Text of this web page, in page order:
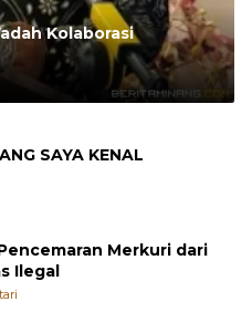
Kolaborasi
YANG SAYA KENAL
Merkuri dari
Ilegal